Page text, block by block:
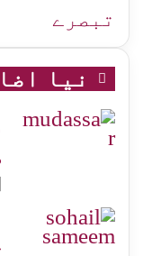
تبصرے
نیا